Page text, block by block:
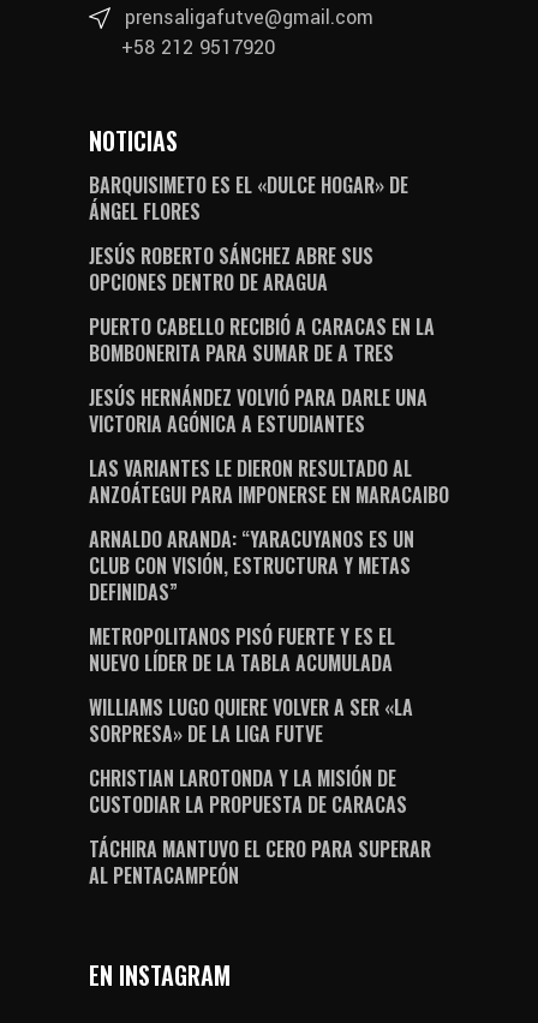
prensaligafutve@gmail.com
+58 212 9517920
NOTICIAS
BARQUISIMETO ES EL «DULCE HOGAR» DE
ÁNGEL FLORES
JESÚS ROBERTO SÁNCHEZ ABRE SUS
OPCIONES DENTRO DE ARAGUA
PUERTO CABELLO RECIBIÓ A CARACAS EN LA
BOMBONERITA PARA SUMAR DE A TRES
JESÚS HERNÁNDEZ VOLVIÓ PARA DARLE UNA
VICTORIA AGÓNICA A ESTUDIANTES
LAS VARIANTES LE DIERON RESULTADO AL
ANZOÁTEGUI PARA IMPONERSE EN MARACAIBO
ARNALDO ARANDA: “YARACUYANOS ES UN
CLUB CON VISIÓN, ESTRUCTURA Y METAS
DEFINIDAS”
METROPOLITANOS PISÓ FUERTE Y ES EL
NUEVO LÍDER DE LA TABLA ACUMULADA
WILLIAMS LUGO QUIERE VOLVER A SER «LA
SORPRESA» DE LA LIGA FUTVE
CHRISTIAN LAROTONDA Y LA MISIÓN DE
CUSTODIAR LA PROPUESTA DE CARACAS
TÁCHIRA MANTUVO EL CERO PARA SUPERAR
AL PENTACAMPEÓN
EN INSTAGRAM